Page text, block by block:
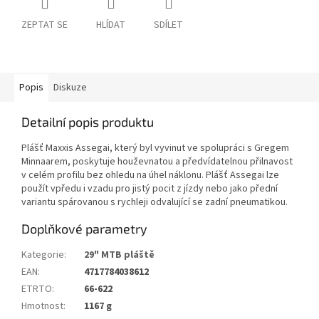
ZEPTAT SE HLÍDAT SDÍLET
Popis Diskuze
Detailní popis produktu
Plášť Maxxis Assegai, který byl vyvinut ve spolupráci s Gregem
Minnaarem, poskytuje houževnatou a předvídatelnou přilnavost
v celém profilu bez ohledu na úhel náklonu. Plášť Assegai lze
použít vpředu i vzadu pro jistý pocit z jízdy nebo jako přední
variantu spárovanou s rychleji odvalující se zadní pneumatikou.
Doplňkové parametry
Kategorie:
29" MTB pláště
EAN:
4717784038612
ETRTO:
66-622
Hmotnost:
1167 g